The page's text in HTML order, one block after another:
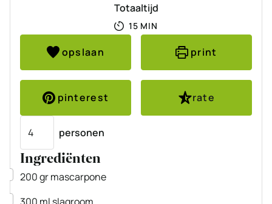
Totaaltijd
15MINUTEN
MIN
opslaan print
pinterest
rate
personen
Ingrediënten
▢
200grmascarpone
▢